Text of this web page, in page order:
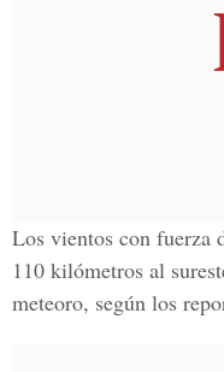
Los vientos con fuerza
110 kilómetros al
meteoro, según los